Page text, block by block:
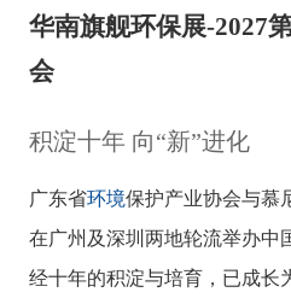
华南旗舰环保展-2027
会
积淀十年 向“新”进化
广东省环境保护产业协会与慕
在广州及深圳两地轮流举办中
经十年的积淀与培育，已成长